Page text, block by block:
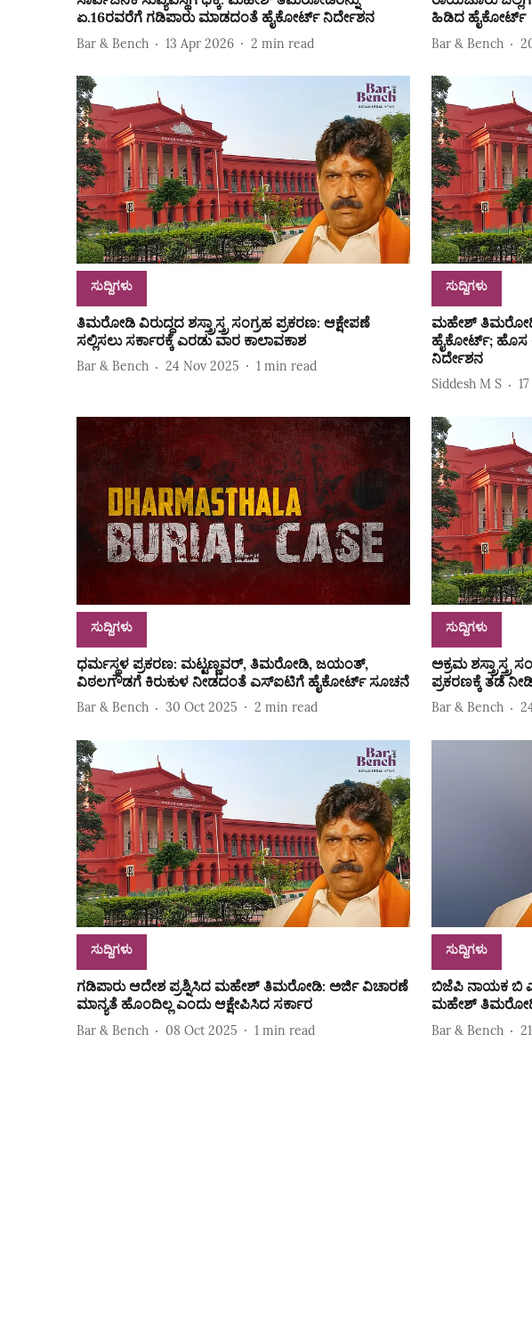
ಏ.16ರವರೆಗೆ ಗಡಿಪಾರು ಮಾಡದಂತೆ ಹೈಕೋರ್ಟ್‌ ನಿರ್ದೇಶನ
Bar & Bench 13 Apr 2026 2 min read
ಹಿಡಿದ ಹೈಕೋರ್ಟ್‌
Bar & Bench
ಸುದ್ದಿಗಳು
ತಿಮರೋಡಿ ವಿರುದ್ಧದ ಶಸ್ತ್ರಾಸ್ತ್ರ ಸಂಗ್ರಹ ಪ್ರಕರಣ: ಆಕ್ಷೇಪಣೆ
ಸಲ್ಲಿಸಲು ಸರ್ಕಾರಕ್ಕೆ ಎರಡು ವಾರ ಕಾಲಾವಕಾಶ
Bar & Bench 24 Nov 2025 1 min read
ಸುದ್ದಿಗಳು
ಮಹೇಶ್‌ ತಿಮರೋಡಿ
ಹೈಕೋರ್ಟ್‌; ಹೊಸ
ನಿರ್ದೇಶನ
Siddesh M S
ಸುದ್ದಿಗಳು
ಧರ್ಮಸ್ಥಳ ಪ್ರಕರಣ: ಮಟ್ಟಣ್ಣವರ್, ತಿಮರೋಡಿ, ಜಯಂತ್,
ವಿಠಲಗೌಡಗೆ ಕಿರುಕುಳ ನೀಡದಂತೆ ಎಸ್‌ಐಟಿಗೆ ಹೈಕೋರ್ಟ್‌ ಸೂಚನೆ
Bar & Bench 30 Oct 2025 2 min read
ಸುದ್ದಿಗಳು
ಅಕ್ರಮ
ಪ್ರಕರಣಕ್ಕೆ ತಡೆ
Bar & Bench
ಸುದ್ದಿಗಳು
ಗಡಿಪಾರು ಆದೇಶ ಪ್ರಶ್ನಿಸಿದ ಮಹೇಶ್ ತಿಮರೋಡಿ: ಅರ್ಜಿ ವಿಚಾರಣೆ
ಮಾನ್ಯತೆ ಹೊಂದಿಲ್ಲ ಎಂದು ಆಕ್ಷೇಪಿಸಿದ ಸರ್ಕಾರ
Bar & Bench 08 Oct 2025 1 min read
ಸುದ್ದಿಗಳು
ಬಿಜೆಪಿ ನಾಯಕ ಬಿ
ಮಹೇಶ್‌ ತಿಮರೋಡಿ
Bar & Bench